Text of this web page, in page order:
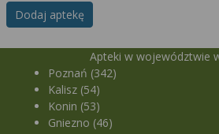
Dodaj aptekę
Apteki w województwie
Poznań (342)
Kalisz (54)
Konin (53)
Gniezno (46)